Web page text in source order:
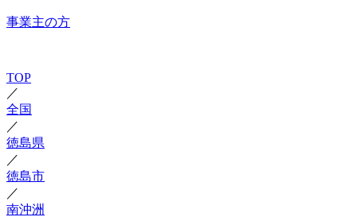
事業主の方
TOP
／
全国
／
徳島県
／
徳島市
／
南沖洲